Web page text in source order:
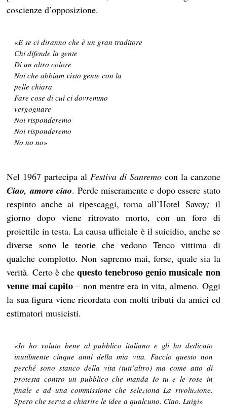
coscienze d’opposizione.
«E se ci diranno che è un gran traditore
Chi difende la gente
Di un altro colore
Noi che abbiam visto gente con la
pelle chiara
Fare cose di cui ci dovremmo
vergognare
Noi risponderemo
Noi risponderemo
No no no»
Nel 1967 partecipa alFestiva di Sanremocon la canzone
Ciao, amore ciao. Perde miseramente e dopo essere stato
respinto anche ai ripescaggi, torna all’Hotel Savoy; il
giorno dopo viene ritrovato morto, con un foro di
proiettile in testa. La causa ufficiale è il suicidio, anche se
diverse sono le teorie che vedono Tenco vittima di
qualche complotto. Non sapremo mai, forse, quale sia la
verità. Certo è che questo tenebroso genio musicale non
venne mai capito – non mentre era in vita, almeno. Oggi
la sua figura viene ricordata con molti tributi da amici ed
estimatori musicisti.
«Io ho voluto bene al pubblico italiano e gli ho dedicato
inutilmente cinque anni della mia vita. Faccio questo non
perché sono stanco della vita (tutt’altro) ma come atto di
protesta contro un pubblico che manda Io tu e le rose in
finale e ad una commissione che seleziona La rivoluzione.
Spero che serva a chiarire le idee a qualcuno. Ciao. Luigi»